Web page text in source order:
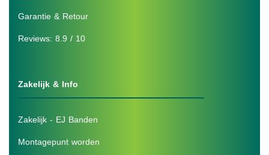
Garantie & Retour
Reviews: 8.9 / 10
Zakelijk & Info
Zakelijk - EJ Banden
Montagepunt worden